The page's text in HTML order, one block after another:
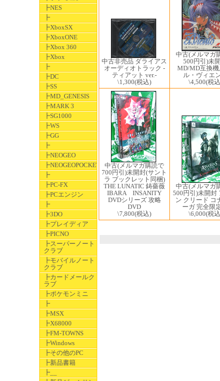
┣NES
┣
┣XboxSX
┣XboxONE
┣Xbox 360
┣Xbox
┣
┣DC
┣SS
┣MD_GENESIS
┣MARK 3
┣SG1000
┣WS
┣GG
┣
┣NEOGEO
┣NEOGEOPOCKET
┣
┣PC-FX
┣PCエンジン
┣
┣3DO
┣プレイディア
┣PICNO
┣スーパーノート
クラブ
┣モバイルノート
クラブ
┣カードメールク
ラブ
┣ポケモンミニ
┣
┣MSX
┣X68000
┣FM-TOWNS
┣Windows
┣その他のPC
┣新品書籍
┣__
中古非売品 ダライアス
オーディオトラック -
ティアット ver.-
\1,300(税込)
中古(メルマガ
500円引)未
MD/MD互換機
ル・ヴィエ
\4,500(税
中古(メルマガ購読で
700円引)未開封(サント
ラ ブックレット同梱)
THE LUNATIC 鋳薔薇
IBARA INSANITY
DVDシリーズ 攻略
DVD
\7,800(税込)
中古(メルマガ
500円引)未開封
ン クリード コ
ーガ 完全限
\6,000(税